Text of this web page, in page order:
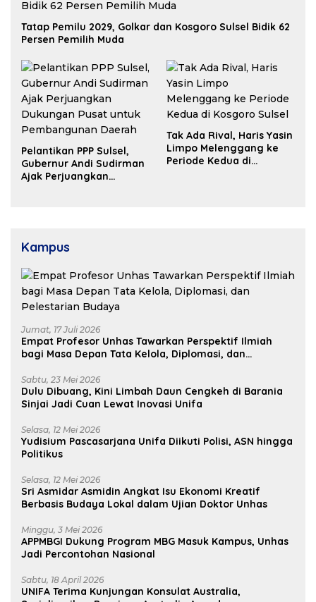
Tatap Pemilu 2029, Golkar dan Kosgoro Sulsel Bidik 62
Persen Pemilih Muda
Pelantikan PPP Sulsel,
Gubernur Andi Sudirman
Ajak Perjuangkan
Tak Ada Rival, Haris Yasin
Limpo Melenggang ke
Periode Kedua di
Kampus
Jumat, 17 Juli 2026
Empat Profesor Unhas Tawarkan Perspektif Ilmiah
bagi Masa Depan Tata Kelola, Diplomasi, dan
Sabtu, 23 Mei 2026
Dulu Dibuang, Kini Limbah Daun Cengkeh di Barania
Sinjai Jadi Cuan Lewat Inovasi Unifa
Selasa, 12 Mei 2026
Yudisium Pascasarjana Unifa Diikuti Polisi, ASN hingga
Politikus
Selasa, 12 Mei 2026
Sri Asmidar Asmidin Angkat Isu Ekonomi Kreatif
Berbasis Budaya Lokal dalam Ujian Doktor Unhas
Minggu, 3 Mei 2026
APPMBGI Dukung Program MBG Masuk Kampus, Unhas
Jadi Percontohan Nasional
Sabtu, 18 April 2026
UNIFA Terima Kunjungan Konsulat Australia,